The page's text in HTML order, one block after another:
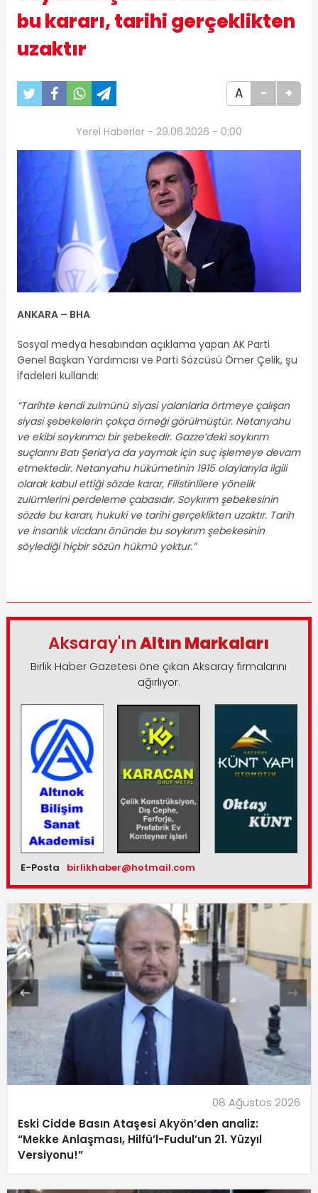
bu kararı, tarihi gerçeklikten
uzaktır
A - +
Yerel Haberler - 29.06.2026 - 0:00
ANKARA – BHA
Sosyal medya hesabından açıklama yapan AK Parti
Genel Başkan Yardımcısı ve Parti Sözcüsü Ömer Çelik, şu
ifadeleri kullandı:
“Tarihte kendi zulmünü siyasi yalanlarla örtmeye çalışan
siyasi şebekelerin çokça örneği görülmüştür. Netanyahu
ve ekibi soykırımcı bir şebekedir. Gazze’deki soykırım
suçlarını Batı Şeria’ya da yaymak için suç işlemeye devam
etmektedir. Netanyahu hükümetinin 1915 olaylarıyla ilgili
olarak kabul ettiği sözde karar, Filistinlilere yönelik
zulümlerini perdeleme çabasıdır. Soykırım şebekesinin
sözde bu kararı, hukuki ve tarihi gerçeklikten uzaktır. Tarih
ve insanlık vicdanı önünde bu soykırım şebekesinin
söylediği hiçbir sözün hükmü yoktur.”
Aksaray'ınAltın Markaları
Birlik Haber Gazetesi öne çıkan Aksaray firmalarını
ağırlıyor.
E-Posta birlikhaber@hotmail.com
08 Ağustos 2026
Eski Cidde Basın Ataşesi Akyön’den analiz:
“Mekke Anlaşması, Hilfü’l-Fudul’un 21. Yüzyıl
Versiyonu!”